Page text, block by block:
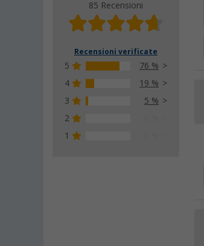
85 Recensioni
Recensioni verificate
5
76 %
4
19 %
3
5 %
2
1